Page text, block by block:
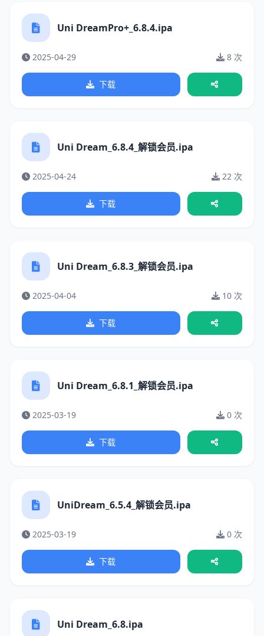
Uni DreamPro+_6.8.4.ipa
2025-04-29 8 次
下载
Uni Dream_6.8.4_解锁会员.ipa
2025-04-24 22 次
下载
Uni Dream_6.8.3_解锁会员.ipa
2025-04-04 10 次
下载
Uni Dream_6.8.1_解锁会员.ipa
2025-03-19 0 次
下载
UniDream_6.5.4_解锁会员.ipa
2025-03-19 0 次
下载
Uni Dream_6.8.ipa